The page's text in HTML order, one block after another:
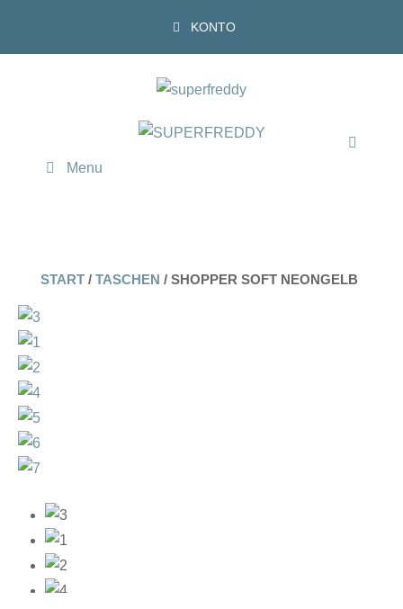
KONTO
Menu
START / TASCHEN / SHOPPER SOFT NEONGELB